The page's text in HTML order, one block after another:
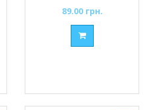
89.00 грн.